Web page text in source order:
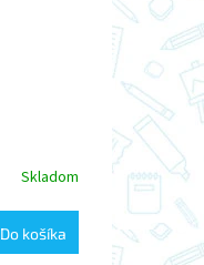
Skladom
Do košíka